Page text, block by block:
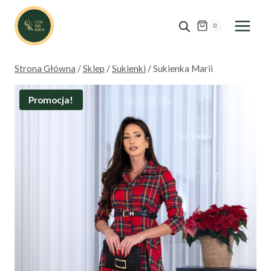
Przejdź
treści
0
Strona Główna /Sklep /Sukienki /Sukienka Marii
Promocja!